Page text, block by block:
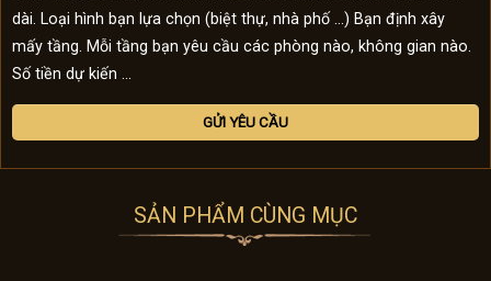
dài. Loại hình bạn lựa chọn (biệt thự, nhà phố …) Bạn định xây
mấy tầng. Mỗi tầng bạn yêu cầu các phòng nào, không gian nào.
Số tiền dự kiến ...
SẢN PHẨM CÙNG MỤC